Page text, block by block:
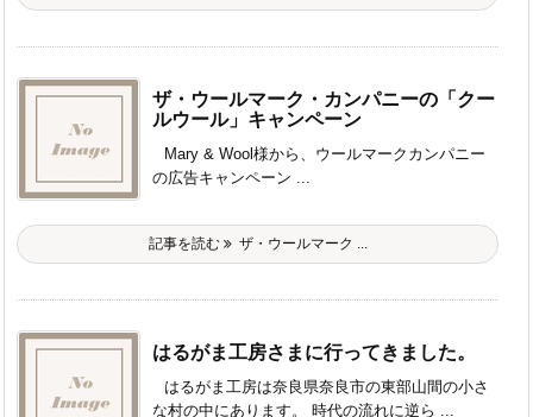
ザ・ウールマーク・カンパニーの「クー
ルウール」キャンペーン
Mary & Wool様から、ウールマークカンパニー
の広告キャンペーン ...
記事を読む ザ・ウールマーク ...
はるがま工房さまに行ってきました。
はるがま工房は奈良県奈良市の東部山間の小さ
な村の中にあります。 時代の流れに逆ら ...